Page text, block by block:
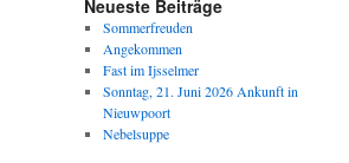
Neueste Beiträge
Sommerfreuden
Angekommen
Fast im Ijsselmer
Sonntag, 21. Juni 2026 Ankunft in
Nieuwpoort
Nebelsuppe